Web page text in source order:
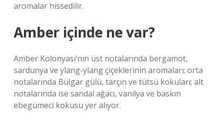
aromalar hissedilir.
Amber içinde ne var?
Amber Kolonyası’nın üst notalarında bergamot,
sardunya ve ylang-ylang çiçeklerinin aromaları; orta
notalarında Bulgar gülü, tarçın ve tütsü kokuları; alt
notalarında ise sandal ağacı, vanilya ve baskın
ebegümeci kokusu yer alıyor.